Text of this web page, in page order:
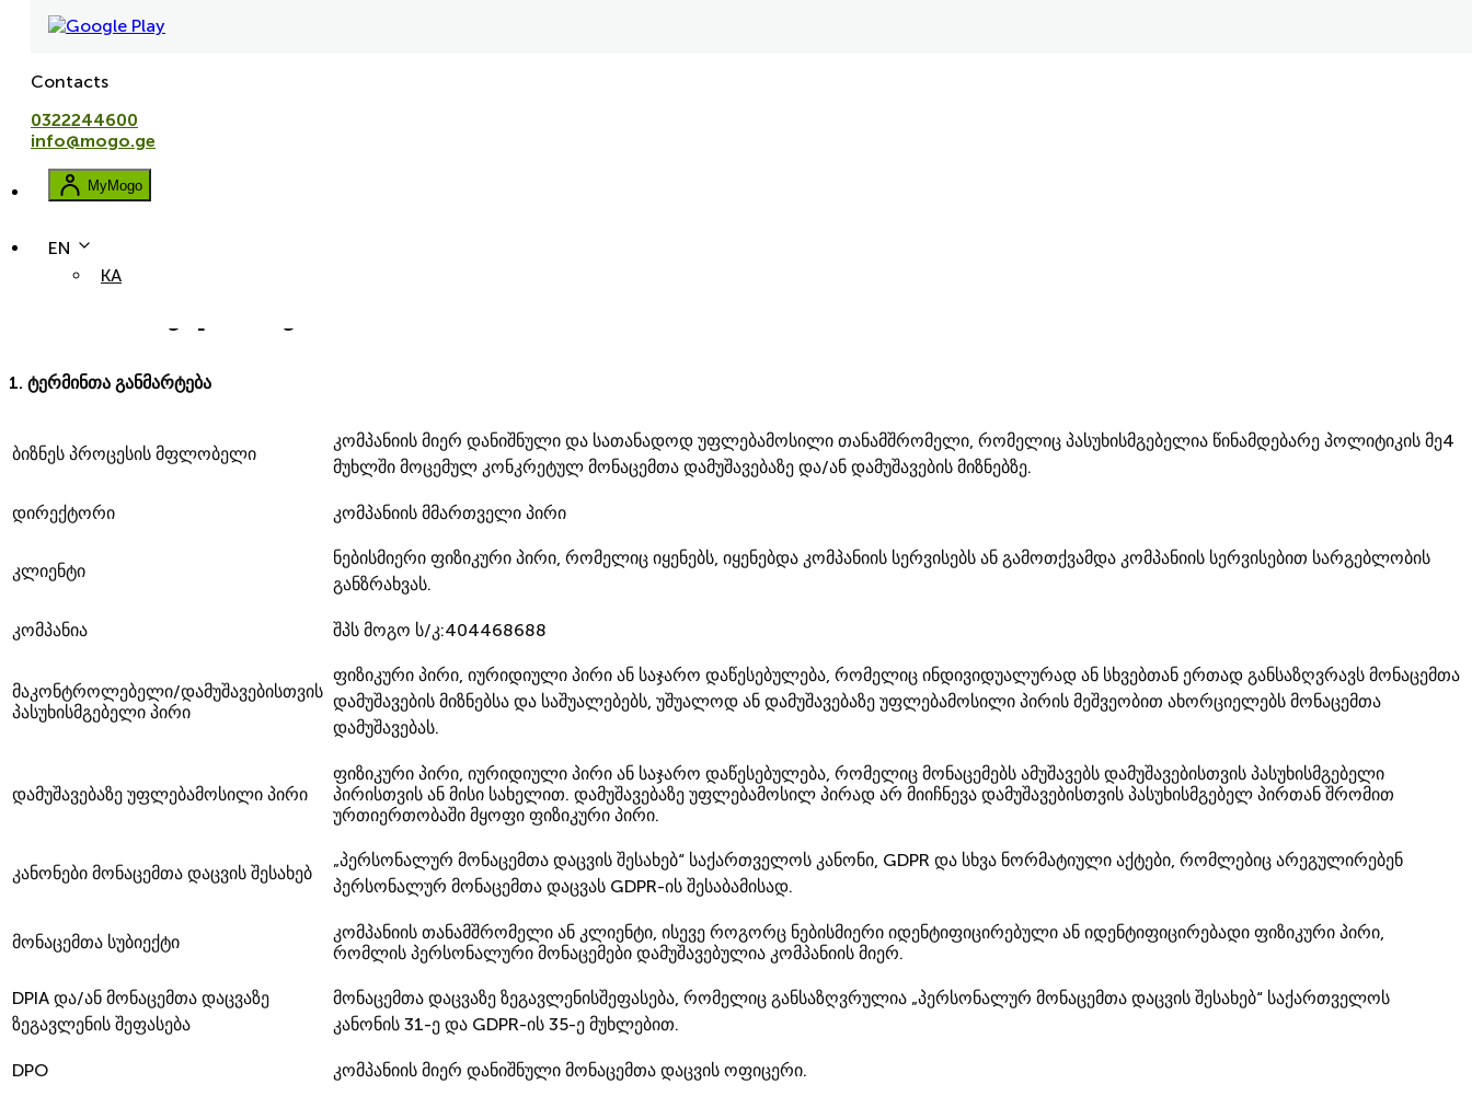
Contacts
0322244600
info@mogo.ge
MyMogo
EN
KA
1. ტერმინთა განმარტება
ბიზნეს პროცესის მფლობელი
კომპანიის მიერ დანიშნული და სათანადოდ უფლებამოსილი თანამშრომელი, რომელიც პასუხისმგებელია წინამდებარე პოლიტიკის მე4
მუხლში მოცემულ კონკრეტულ მონაცემთა დამუშავებაზე და/ან დამუშავების მიზნებზე.
დირექტორი კომპანიის მმართველი პირი
კლიენტი
ნებისმიერი ფიზიკური პირი, რომელიც იყენებს, იყენებდა კომპანიის სერვისებს ან გამოთქვამდა კომპანიის სერვისებით სარგებლობის
განზრახვას.
კომპანია შპს მოგო ს/კ:404468688
მაკონტროლებელი/დამუშავებისთვის
პასუხისმგებელი პირი
ფიზიკური პირი, იურიდიული პირი ან საჯარო დაწესებულება, რომელიც ინდივიდუალურად ან სხვებთან ერთად განსაზღვრავს მონაცემთა
დამუშავების მიზნებსა და საშუალებებს, უშუალოდ ან დამუშავებაზე უფლებამოსილი პირის მეშვეობით ახორციელებს მონაცემთა
დამუშავებას.
დამუშავებაზე უფლებამოსილი პირი
ფიზიკური პირი, იურიდიული პირი ან საჯარო დაწესებულება, რომელიც მონაცემებს ამუშავებს დამუშავებისთვის პასუხისმგებელი
პირისთვის ან მისი სახელით. დამუშავებაზე უფლებამოსილ პირად არ მიიჩნევა დამუშავებისთვის პასუხისმგებელ პირთან შრომით
ურთიერთობაში მყოფი ფიზიკური პირი.
კანონები მონაცემთა დაცვის შესახებ
„პერსონალურ მონაცემთა დაცვის შესახებ“ საქართველოს კანონი, GDPR და სხვა ნორმატიული აქტები, რომლებიც არეგულირებენ
პერსონალურ მონაცემთა დაცვას GDPR-ის შესაბამისად.
მონაცემთა სუბიექტი
კომპანიის თანამშრომელი ან კლიენტი, ისევე როგორც ნებისმიერი იდენტიფიცირებული ან იდენტიფიცირებადი ფიზიკური პირი,
რომლის პერსონალური მონაცემები დამუშავებულია კომპანიის მიერ.
DPIA და/ან მონაცემთა დაცვაზე
ზეგავლენის შეფასება
მონაცემთა დაცვაზე ზეგავლენისშეფასება, რომელიც განსაზღვრულია „პერსონალურ მონაცემთა დაცვის შესახებ“ საქართველოს
კანონის 31-ე და GDPR-ის 35-ე მუხლებით.
DPO კომპანიის მიერ დანიშნული მონაცემთა დაცვის ოფიცერი.